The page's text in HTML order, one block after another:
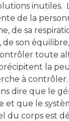
inutiles.
de la
de sa
son équilibre,
toute
la
à contrôler.
dire que le
et que le
du corps est